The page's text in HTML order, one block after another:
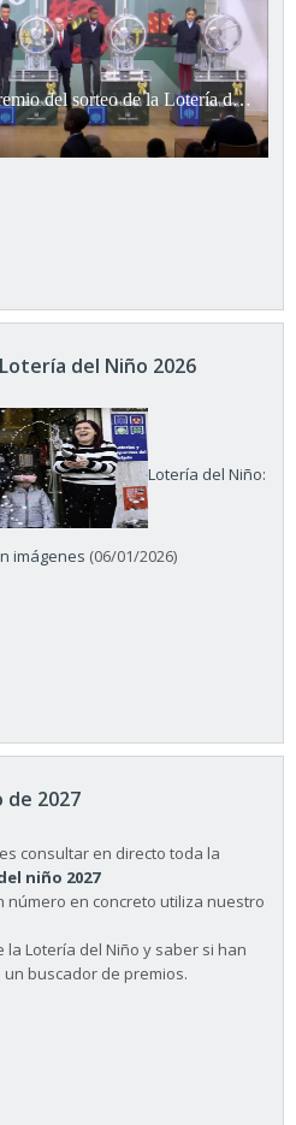
del Niño 2026
Lotería del Niño:
imágenes (06/01/2026)
de 2027
consultar en directo toda la
niño 2027
número en concreto utiliza nuestro
la Lotería del Niño y saber si han
buscador de premios.